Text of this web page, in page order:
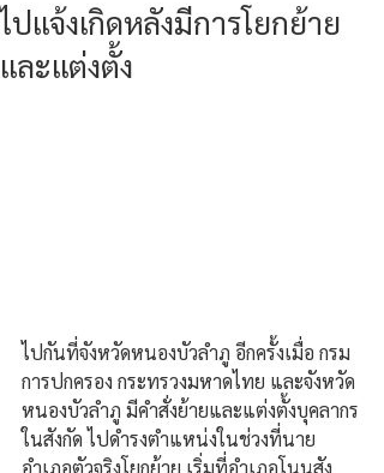
ไปแจ้งเกิดหลังมีการโยกย้าย
และแต่งตั้ง
ไปกันที่จังหวัดหนองบัวลำภู อีกครั้งเมื่อ กรม
การปกครอง กระทรวงมหาดไทย และจังหวัด
หนองบัวลำภู มีคำสั่งย้ายและแต่งตั้งบุคลากร
ในสังกัด ไปดำรงตำแหน่งในช่วงที่นาย
อำเภอตัวจริงโยกย้าย เริ่มที่อำเภอโนนสัง